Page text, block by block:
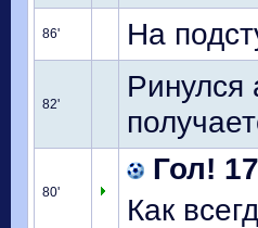
86' На
82'
Ринулся
80'
Гол!
Как